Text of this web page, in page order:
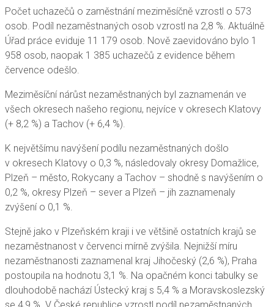
Počet uchazečů o zaměstnání meziměsíčně vzrostl o 573
osob. Podíl nezaměstnaných osob vzrostl na 2,8 %. Aktuálně
Úřad práce eviduje 11 179 osob. Nově zaevidováno bylo 1
958 osob, naopak 1 385 uchazečů z evidence během
července odešlo.
Meziměsíční nárůst nezaměstnaných byl zaznamenán ve
všech okresech našeho regionu, nejvíce v okresech Klatovy
(+ 8,2 %) a Tachov (+ 6,4 %).
K největšímu navýšení podílu nezaměstnaných došlo
v okresech Klatovy o 0,3 %, následovaly okresy Domažlice,
Plzeň – město, Rokycany a Tachov – shodně s navýšením o
0,2 %, okresy Plzeň – sever a Plzeň – jih zaznamenaly
zvýšení o 0,1 %.
Stejně jako v Plzeňském kraji i ve většině ostatních krajů se
nezaměstnanost v červenci mírně zvýšila. Nejnižší míru
nezaměstnanosti zaznamenal kraj Jihočeský (2,6 %), Praha
postoupila na hodnotu 3,1 %. Na opačném konci tabulky se
dlouhodobě nachází Ústecký kraj s 5,4 % a Moravskoslezský